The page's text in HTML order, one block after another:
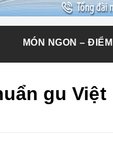
MÓN NGON –
gu Việt